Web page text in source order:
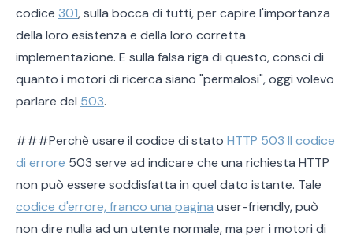
codice 301, sulla bocca di tutti, per capire l'importanza
della loro esistenza e della loro corretta
implementazione. E sulla falsa riga di questo, consci di
quanto i motori di ricerca siano "permalosi", oggi volevo
parlare del 503.
###Perchè usare il codice di stato HTTP 503 Il codice
di errore 503 serve ad indicare che una richiesta HTTP
non può essere soddisfatta in quel dato istante. Tale
codice d'errore, franco una pagina user-friendly, può
non dire nulla ad un utente normale, ma per i motori di